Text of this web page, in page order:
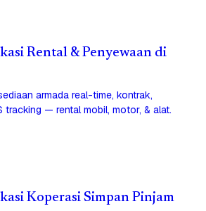
Rental & Penyewaan di
armada real-time, kontrak,
tracking — rental mobil, motor, & alat.
Koperasi Simpan Pinjam